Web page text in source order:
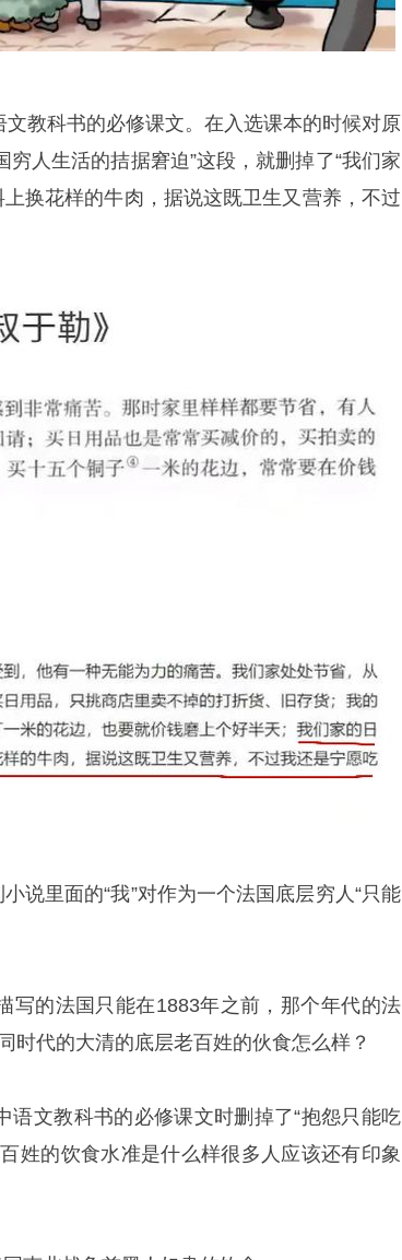
文教科书的必修课文。在入选课本的时候对原
人生活的拮据窘迫”这段，就删掉了“我们家
换花样的牛肉，据说这既卫生又营养，不过
说里面的“我”对作为一个法国底层穷人“只能
写的法国只能在1883年之前，那个年代的法
时代的大清的底层老百姓的伙食怎么样？
语文教科书的必修课文时删掉了“抱怨只能吃
姓的饮食水准是什么样很多人应该还有印象